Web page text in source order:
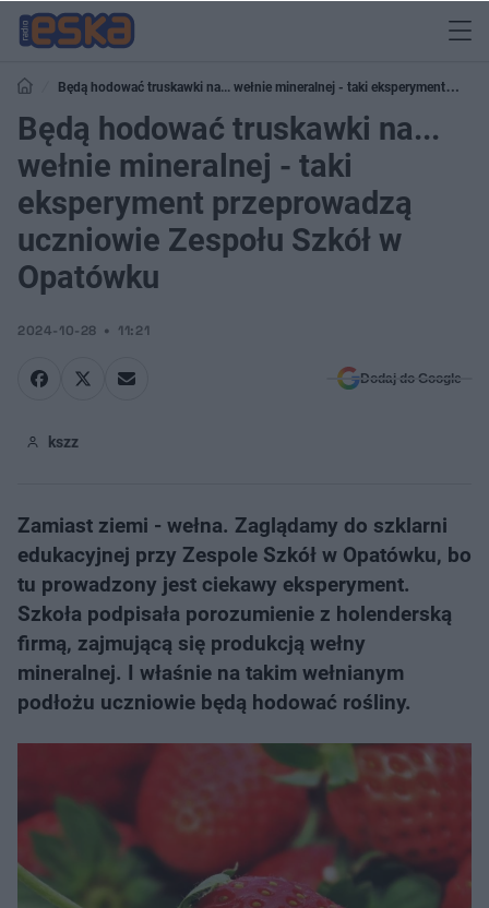
Będą hodować truskawki na... wełnie mineralnej - taki eksperyment
przeprowadzą uczniowie Zespołu Szkół w Opatówku
Będą hodować truskawki na...
wełnie mineralnej - taki
eksperyment przeprowadzą
uczniowie Zespołu Szkół w
Opatówku
2024-10-28 11:21
Dodaj do Google
kszz
Zamiast ziemi - wełna. Zaglądamy do szklarni
edukacyjnej przy Zespole Szkół w Opatówku, bo
tu prowadzony jest ciekawy eksperyment.
Szkoła podpisała porozumienie z holenderską
firmą, zajmującą się produkcją wełny
mineralnej. I właśnie na takim wełnianym
podłożu uczniowie będą hodować rośliny.